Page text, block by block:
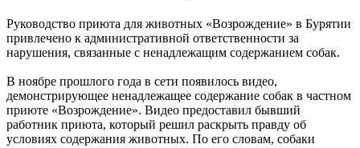
Руководство приюта для животных «Возрождение» в Бурятии
привлечено к административной ответственности за
нарушения, связанные с ненадлежащим содержанием собак.
В ноябре прошлого года в сети появилось видео,
демонстрирующее ненадлежащее содержание собак в частном
приюте «Возрождение». Видео предоставил бывший
работник приюта, который решил раскрыть правду об
условиях содержания животных. По его словам, собаки